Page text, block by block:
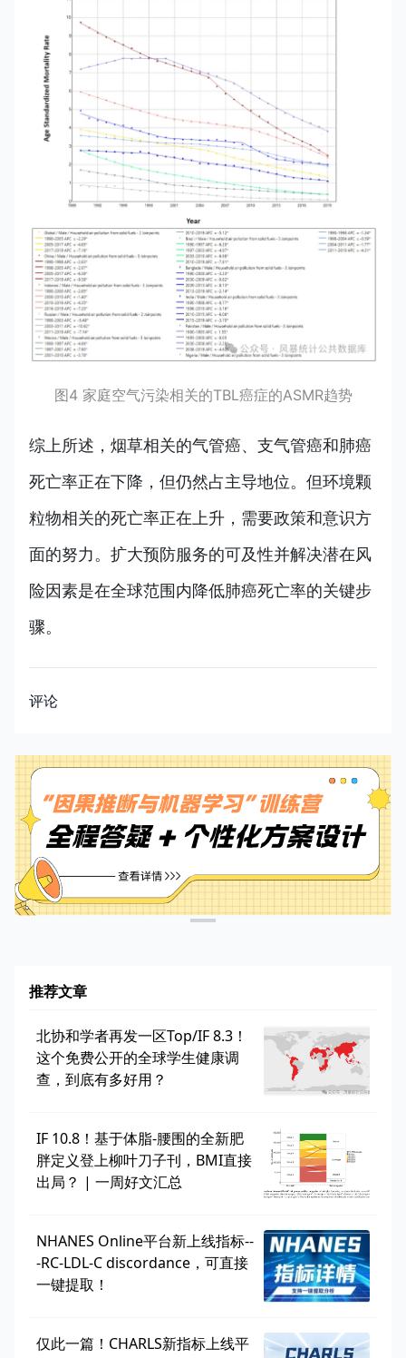
图4 家庭空气污染相关的TBL癌症的ASMR趋势
综上所述，烟草相关的气管癌、支气管癌和肺癌
死亡率正在下降，但仍然占主导地位。但环境颗
粒物相关的死亡率正在上升，需要政策和意识方
面的努力。扩大预防服务的可及性并解决潜在风
险因素是在全球范围内降低肺癌死亡率的关键步
骤。
评论
推荐文章
北协和学者再发一区Top/IF 8.3！
这个免费公开的全球学生健康调
查，到底有多好用？
IF 10.8！基于体脂-腰围的全新肥
胖定义登上柳叶刀子刊，BMI直接
出局？ | 一周好文汇总
NHANES Online平台新上线指标--
-RC-LDL-C discordance，可直接
一键提取！
仅此一篇！CHARLS新指标上线平